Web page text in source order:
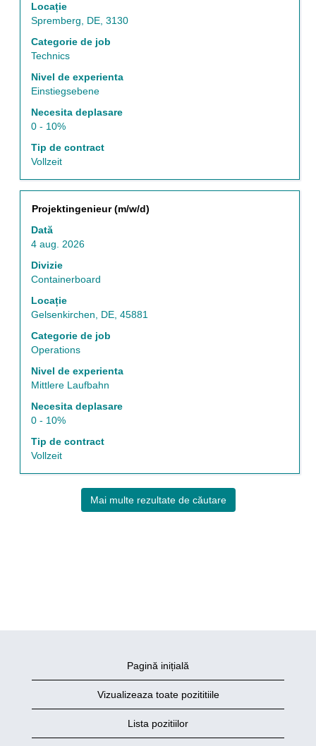
Locație
Spremberg, DE, 3130
Categorie de job
Technics
Nivel de experienta
Einstiegsebene
Necesita deplasare
0 - 10%
Tip de contract
Vollzeit
întregul
conținut
al
informațiilor
post.
Titlu
Projektingenieur (m/w/d)
Dată
4 aug. 2026
Divizie
Containerboard
Locație
Gelsenkirchen, DE, 45881
Categorie de job
Operations
Nivel de experienta
Mittlere Laufbahn
Necesita deplasare
0 - 10%
Tip de contract
Vollzeit
Selectați
tasta
spațiu
pentru
a
întregul
conținut
al
informațiilor
post.
Mai multe rezultate de căutare
Pagină inițială
Vizualizeaza toate pozititiile
Lista pozitiilor